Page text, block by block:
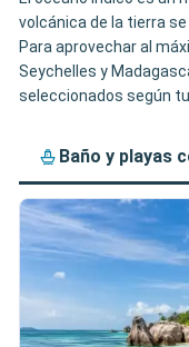
volcánica de la tierra
Para aprovechar al
Seychelles y
seleccionados según
Baño y playas